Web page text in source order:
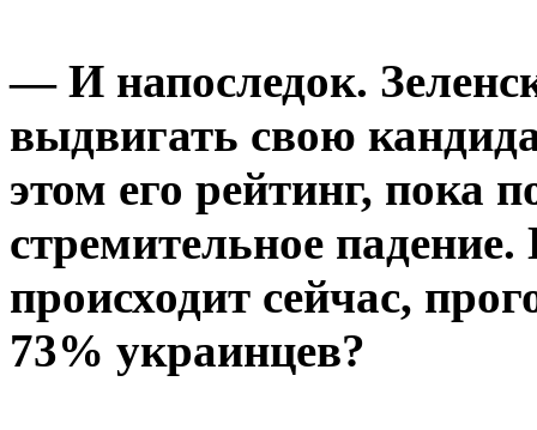
— И напоследок.
выдвигать свою
этом его рейтинг, пока
стремительное
происходит сейчас,
73% украинцев?